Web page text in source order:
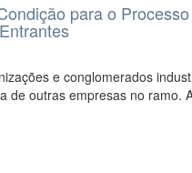
para o Processo
e conglomerados
de outras empresas no ramo.